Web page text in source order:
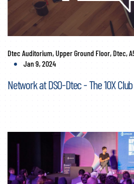
Dtec Auditorium, Upper Ground Floor, Dtec,
Jan 9, 2024
Network at DSO-Dtec - The 10X